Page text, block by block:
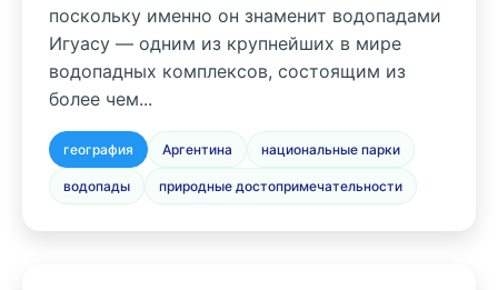
поскольку именно он знаменит водопадами
Игуасу — одним из крупнейших в мире
водопадных комплексов, состоящим из
более чем...
география Аргентина национальные парки
водопады природные достопримечательности